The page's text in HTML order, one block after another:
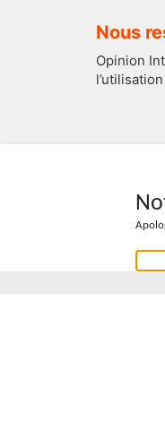
Nous
Opinion